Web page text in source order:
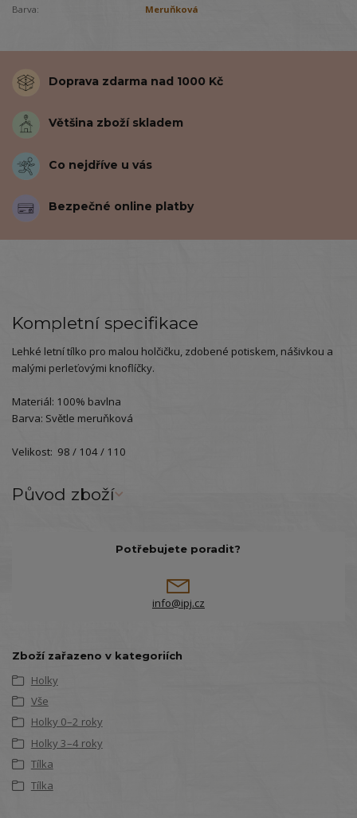
Barva:
Meruňková
Doprava zdarma nad 1000 Kč
Většina zboží skladem
Co nejdříve u vás
Bezpečné online platby
Kompletní specifikace
Lehké letní tílko pro malou holčičku, zdobené potiskem, nášivkou a
malými perleťovými knoflíčky.
Materiál: 100% bavlna
Barva: Světle meruňková
Velikost: 98 / 104 / 110
Původ zboží
Potřebujete poradit?
info@ipj.cz
Zboží zařazeno v kategoriích
Holky
Vše
Holky 0–2 roky
Holky 3–4 roky
Tílka
Tílka